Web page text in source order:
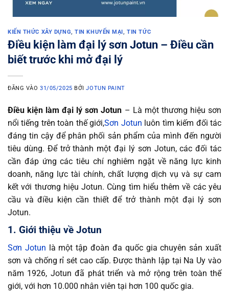
KIẾN THỨC XÂY DỰNG,TIN KHUYẾN MẠI,TIN TỨC
Điều kiện làm đại lý sơn Jotun – Điều cần
biết trước khi mở đại lý
ĐĂNG VÀO31/05/2025 BỞIJOTUN PAINT
Điều kiện làm đại lý sơn Jotun – Là một thương hiệu sơn
nổi tiếng trên toàn thế giới,Sơn Jotun luôn tìm kiếm đối tác
đáng tin cậy để phân phối sản phẩm của mình đến người
tiêu dùng. Để trở thành một đại lý sơn Jotun, các đối tác
cần đáp ứng các tiêu chí nghiêm ngặt về năng lực kinh
doanh, năng lực tài chính, chất lượng dịch vụ và sự cam
kết với thương hiệu Jotun. Cùng tìm hiểu thêm về các yêu
cầu và điều kiện cần thiết để trở thành một đại lý sơn
Jotun.
1. Giới thiệu về Jotun
Sơn Jotun là một tập đoàn đa quốc gia chuyên sản xuất
sơn và chống rỉ sét cao cấp. Được thành lập tại Na Uy vào
năm 1926, Jotun đã phát triển và mở rộng trên toàn thế
giới, với hơn 10.000 nhân viên tại hơn 100 quốc gia.